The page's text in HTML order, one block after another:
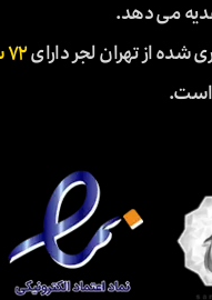
می دهد.
شده از تهران لجر دارای۷۲ ساعت مهلت تست